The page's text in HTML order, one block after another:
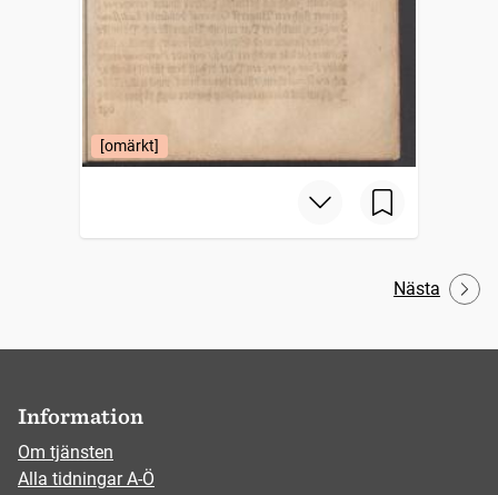
[omärkt]
Nästa
Information
Om tjänsten
Alla tidningar A-Ö